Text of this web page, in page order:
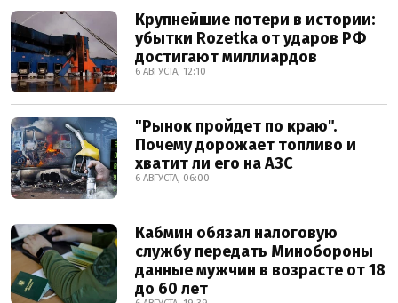
Крупнейшие потери в истории:
убытки Rozetka от ударов РФ
достигают миллиардов
6 АВГУСТА, 12:10
"Рынок пройдет по краю".
Почему дорожает топливо и
хватит ли его на АЗС
6 АВГУСТА, 06:00
Кабмин обязал налоговую
службу передать Минобороны
данные мужчин в возрасте от 18
до 60 лет